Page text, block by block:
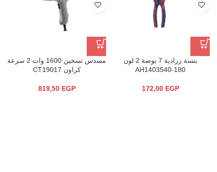
بنسة زرادية 7 بوصة 2 لون
AH1403540-180
172,00 EGP
مسدس تسخين 1600 وات 2 سرعة
كراون CT19017
819,50 EGP